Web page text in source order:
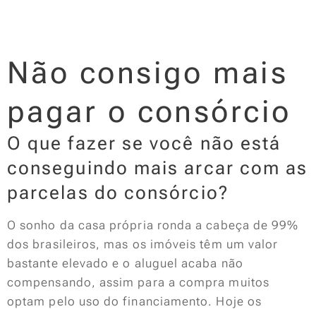
Não consigo mais
pagar o consórcio
O que fazer se você não está
conseguindo mais arcar com as
parcelas do consórcio?
O sonho da casa própria ronda a cabeça de 99%
dos brasileiros, mas os imóveis têm um valor
bastante elevado e o aluguel acaba não
compensando, assim para a compra muitos
optam pelo uso do financiamento. Hoje os